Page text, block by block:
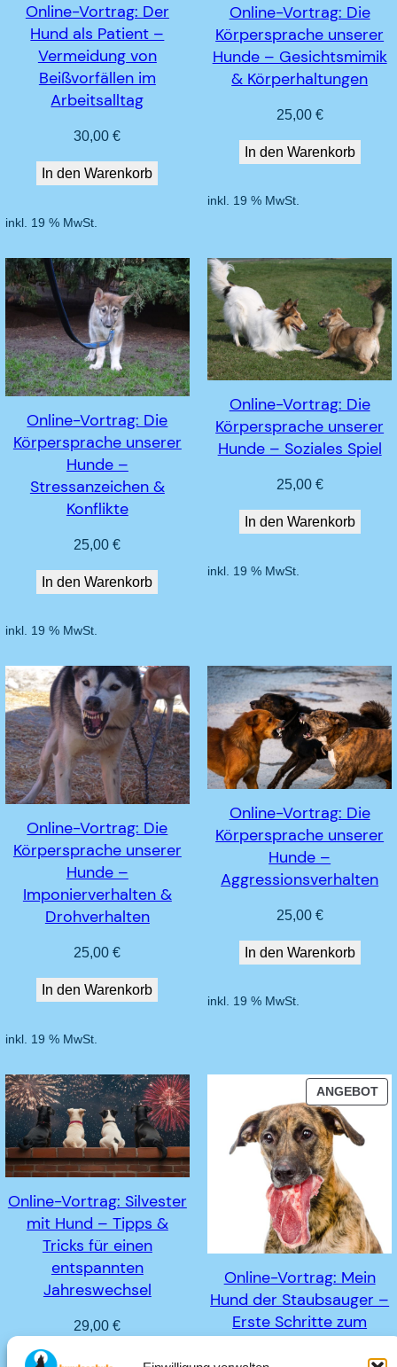
Online-Vortrag: Der
Hund als Patient –
Vermeidung von
Beißvorfällen im
Arbeitsalltag
30,00€
In den Warenkorb
inkl. 19 % MwSt.
Online-Vortrag: Die
Körpersprache unserer
Hunde – Gesichtsmimik
& Körperhaltungen
25,00 €
In den Warenkorb
inkl. 19 % MwSt.
Online-Vortrag: Die
Körpersprache unserer
Hunde –
Stressanzeichen &
Konflikte
25,00€
In den Warenkorb
inkl. 19 % MwSt.
Online-Vortrag: Die
Körpersprache unserer
Hunde – Soziales Spiel
25,00 €
In den Warenkorb
inkl. 19 % MwSt.
Online-Vortrag: Die
Körpersprache unserer
Hunde –
Imponierverhalten &
Drohverhalten
25,00€
In den Warenkorb
inkl. 19 % MwSt.
Online-Vortrag: Die
Körpersprache unserer
Hunde –
Aggressionsverhalten
25,00 €
In den Warenkorb
inkl. 19 % MwSt.
Online-Vortrag: Silvester
mit Hund – Tipps &
Tricks für einen
entspannten
Jahreswechsel
29,00€
In den Warenkorb
ANGEBOT
IM
Online-Vortrag: Mein
Hund der Staubsauger –
Erste Schritte zum